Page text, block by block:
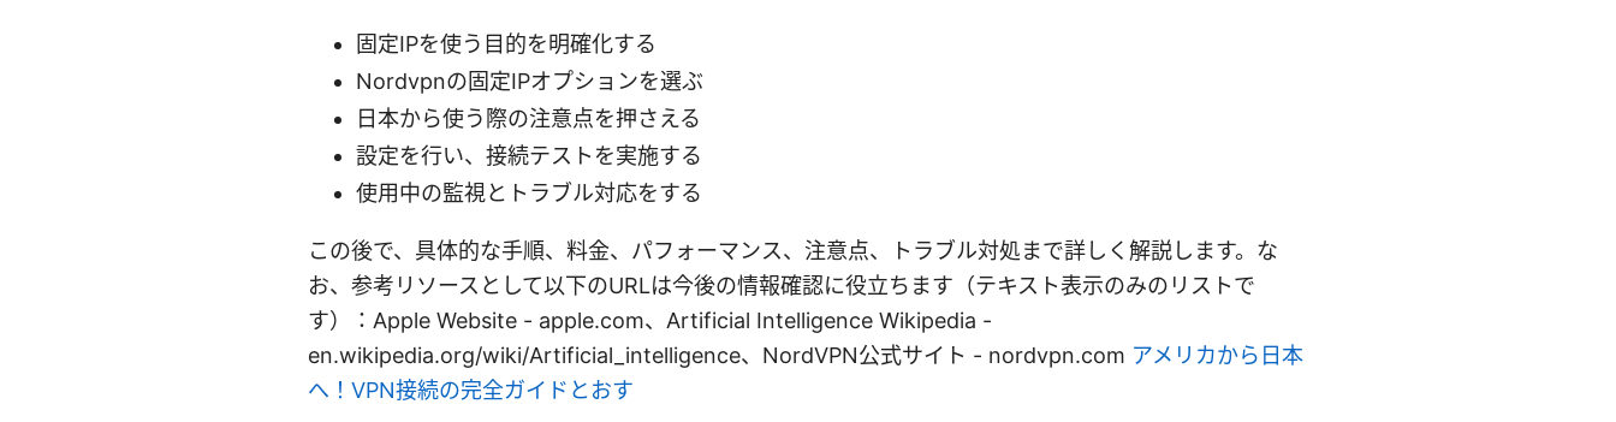
固定IPを使う目的を明確化する
Nordvpnの固定IPオプションを選ぶ
日本から使う際の注意点を押さえる
設定を行い、接続テストを実施する
使用中の監視とトラブル対応をする
この後で、具体的な手順、料金、パフォーマンス、注意点、トラブル対処まで詳しく解説します。な
お、参考リソースとして以下のURLは今後の情報確認に役立ちます（テキスト表示のみのリストで
す）：Apple Website - apple.com、Artificial Intelligence Wikipedia -
en.wikipedia.org/wiki/Artificial_intelligence、NordVPN公式サイト - nordvpn.com アメリカから日本
へ！VPN接続の完全ガイドとおす